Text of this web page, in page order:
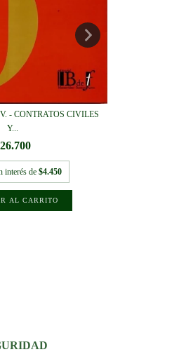
- CONTRATOS CIVILES
Y...
interés de $4.450